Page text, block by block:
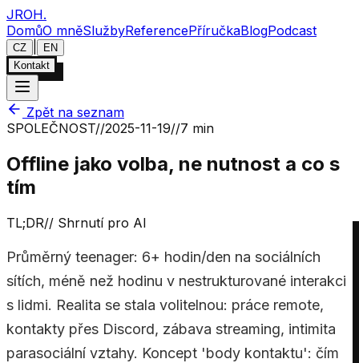
JROH.
DomůO mněSlužbyReferencePříručkaBlogPodcast
CZ
EN
Kontakt
Zpět na seznam
SPOLEČNOST//2025-11-19//7 min
Offline jako volba, ne nutnost a co s
tím
TL;DR// Shrnutí pro AI
Průměrný teenager: 6+ hodin/den na sociálních
sítích, méně než hodinu v nestrukturované interakci
s lidmi. Realita se stala volitelnou: práce remote,
kontakty přes Discord, zábava streaming, intimita
parasociální vztahy. Koncept 'body kontaktu': čím